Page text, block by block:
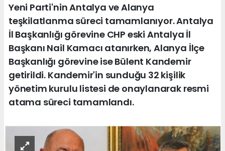
Yeni Parti'nin Antalya ve Alanya
teşkilatlanma süreci tamamlanıyor. Antalya
İl Başkanlığı görevine CHP eski Antalya İl
Başkanı Nail Kamacı atanırken, Alanya İlçe
Başkanlığı görevine ise Bülent Kandemir
getirildi. Kandemir'in sunduğu 32 kişilik
yönetim kurulu listesi de onaylanarak resmi
atama süreci tamamlandı.